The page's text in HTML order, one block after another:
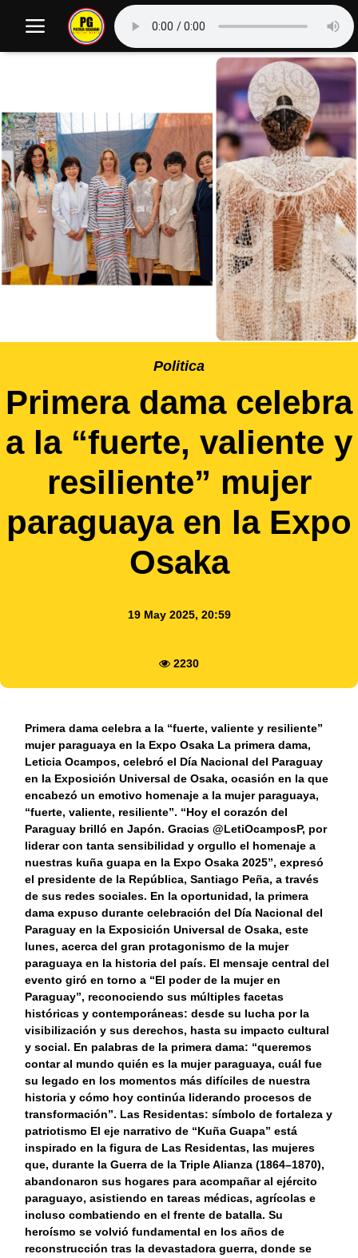
Politica
Primera dama celebra
a la “fuerte, valiente y
resiliente” mujer
paraguaya en la Expo
Osaka
19 May 2025, 20:59
2230
Primera dama celebra a la “fuerte, valiente y resiliente”
mujer paraguaya en la Expo Osaka La primera dama,
Leticia Ocampos, celebró el Día Nacional del Paraguay
en la Exposición Universal de Osaka, ocasión en la que
encabezó un emotivo homenaje a la mujer paraguaya,
“fuerte, valiente, resiliente”. “Hoy el corazón del
Paraguay brilló en Japón. Gracias @LetiOcamposP, por
liderar con tanta sensibilidad y orgullo el homenaje a
nuestras kuña guapa en la Expo Osaka 2025”, expresó
el presidente de la República, Santiago Peña, a través
de sus redes sociales. En la oportunidad, la primera
dama expuso durante celebración del Día Nacional del
Paraguay en la Exposición Universal de Osaka, este
lunes, acerca del gran protagonismo de la mujer
paraguaya en la historia del país. El mensaje central del
evento giró en torno a “El poder de la mujer en
Paraguay”, reconociendo sus múltiples facetas
históricas y contemporáneas: desde su lucha por la
visibilización y sus derechos, hasta su impacto cultural
y social. En palabras de la primera dama: “queremos
contar al mundo quién es la mujer paraguaya, cuál fue
su legado en los momentos más difíciles de nuestra
historia y cómo hoy continúa liderando procesos de
transformación”. Las Residentas: símbolo de fortaleza y
patriotismo El eje narrativo de “Kuña Guapa” está
inspirado en la figura de Las Residentas, las mujeres
que, durante la Guerra de la Triple Alianza (1864–1870),
abandonaron sus hogares para acompañar al ejército
paraguayo, asistiendo en tareas médicas, agrícolas e
incluso combatiendo en el frente de batalla. Su
heroísmo se volvió fundamental en los años de
reconstrucción tras la devastadora guerra, donde se